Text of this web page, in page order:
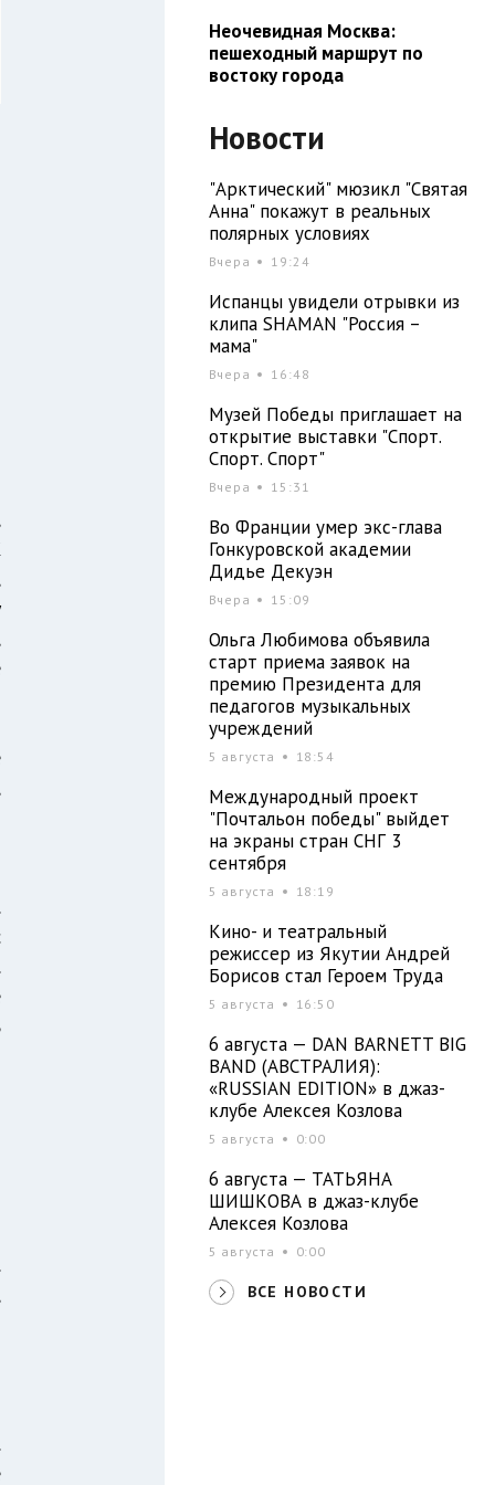
Неочевидная Москва:
пешеходный маршрут по
востоку города
Новости
"Арктический" мюзикл "Святая
Анна" покажут в реальных
полярных условиях
Вчера 19:24
Испанцы увидели отрывки из
клипа SHAMAN "Россия –
мама"
Вчера 16:48
Музей Победы приглашает на
открытие выставки "Спорт.
Спорт. Спорт"
Вчера 15:31
Во Франции умер экс-глава
Гонкуровской академии
Дидье Декуэн
Вчера 15:09
Ольга Любимова объявила
старт приема заявок на
премию Президента для
педагогов музыкальных
учреждений
5 августа 18:54
Международный проект
"Почтальон победы" выйдет
на экраны стран СНГ 3
сентября
5 августа 18:19
Кино- и театральный
режиссер из Якутии Андрей
Борисов стал Героем Труда
5 августа 16:50
6 августа — DAN BARNETT BIG
BAND (АВСТРАЛИЯ):
«RUSSIAN EDITION» в джаз-
клубе Алексея Козлова
5 августа 0:00
6 августа — ТАТЬЯНА
ШИШКОВА в джаз-клубе
Алексея Козлова
5 августа 0:00
ВСЕ НОВОСТИ